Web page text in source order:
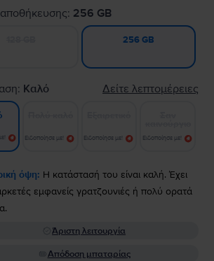
256 GB
256 GB
Καλό Δείτε λεπτομέρειες
Ειδοποίησε με! Ειδοποίησε με! Ειδοποίησε με!
όψη: Η κατάστασή του είναι καλή. Έχει
εμφανείς γρατζουνιές ή πολύ ορατά
Άριστη λειτουργία
Απόδοση μπαταρίας